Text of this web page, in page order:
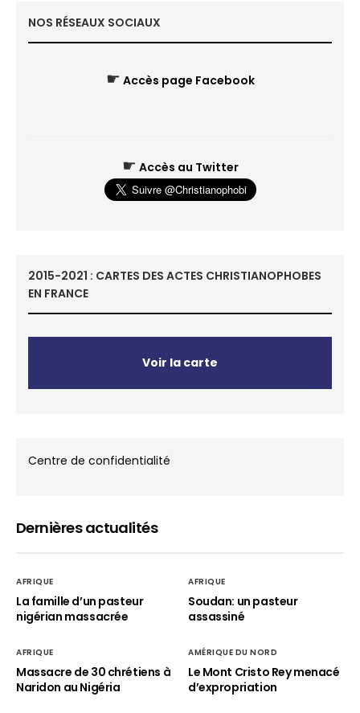
NOS RÉSEAUX SOCIAUX
☛ Accès page Facebook
☛ Accès au Twitter
2015-2021 : CARTES DES ACTES CHRISTIANOPHOBES
EN FRANCE
Voir la carte
Centre de confidentialité
Dernières actualités
AFRIQUE
La famille d’un pasteur
nigérian massacrée
AFRIQUE
Soudan: un pasteur
assassiné
AFRIQUE
Massacre de 30 chrétiens à
Naridon au Nigéria
AMÉRIQUE DU NORD
Le Mont Cristo Rey menacé
d’expropriation